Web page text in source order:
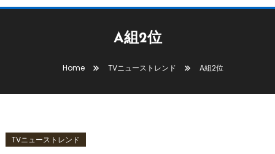
A組2位
Home TVニューストレンド A組2位
TVニューストレンド